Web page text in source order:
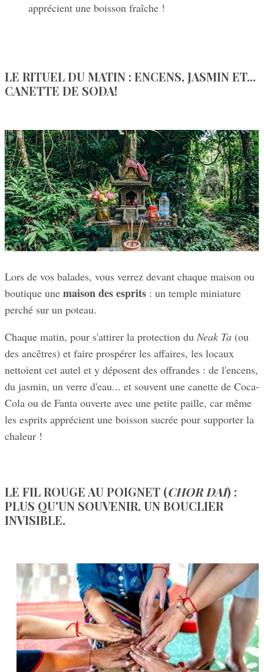
apprécient une boisson fraîche !
LE RITUEL DU MATIN : ENCENS, JASMIN ET...
CANETTE DE SODA!
Lors de vos balades, vous verrez devant chaque maison ou
boutique une maison des esprits : un temple miniature
perché sur un poteau.
Chaque matin, pour s'attirer la protection du Neak Ta (ou
des ancêtres) et faire prospérer les affaires, les locaux
nettoient cet autel et y déposent des offrandes : de l'encens,
du jasmin, un verre d'eau... et souvent une canette de Coca-
Cola ou de Fanta ouverte avec une petite paille, car même
les esprits apprécient une boisson sucrée pour supporter la
chaleur !
LE FIL ROUGE AU POIGNET (CHOR DAI) :
PLUS QU'UN SOUVENIR, UN BOUCLIER
INVISIBLE.